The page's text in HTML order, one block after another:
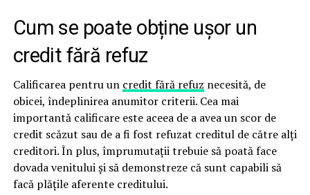
Cum se poate obține ușor un
credit fără refuz
Calificarea pentru un credit fără refuz necesită, de
obicei, îndeplinirea anumitor criterii. Cea mai
importantă calificare este aceea de a avea un scor de
credit scăzut sau de a fi fost refuzat creditul de către alți
creditori. În plus, împrumutații trebuie să poată face
dovada venitului și să demonstreze că sunt capabili să
facă plățile aferente creditului.